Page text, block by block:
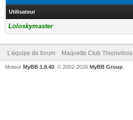
Utilisateur
Loloskymaster
L’équipe du forum Maquette Club Thionvillois
Moteur MyBB 1.8.40 , © 2002-2026 MyBB Group